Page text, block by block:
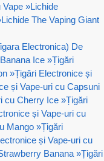
Vape »Lichide
Lichide The Vaping Giant
Electronica) De
Ice »Țigări
»Țigări Electronice și
și Vape-uri cu Capsuni
cu Cherry Ice »Țigări
și Vape-uri cu
Mango »Țigări
și Vape-uri cu
Banana »Țigări